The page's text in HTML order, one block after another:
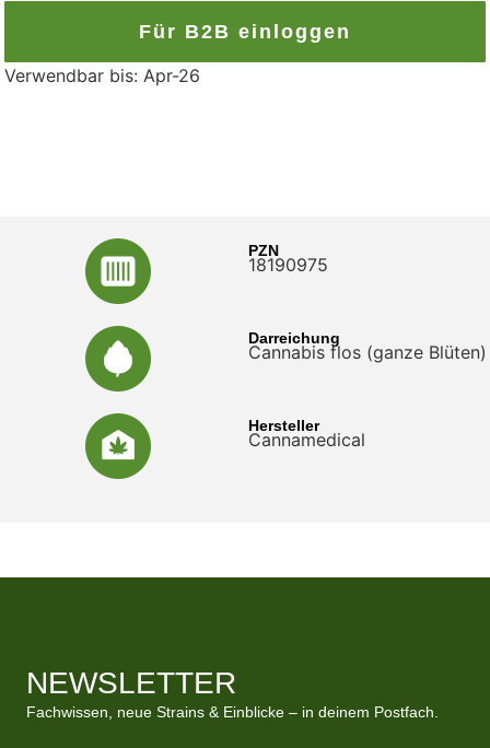
Für B2B einloggen
Verwendbar bis: Apr-26
PZN
18190975
Darreichung
Cannabis flos (ganze Blüten)
Hersteller
Cannamedical
NEWSLETTER
Fachwissen, neue Strains & Einblicke – in deinem Postfach.